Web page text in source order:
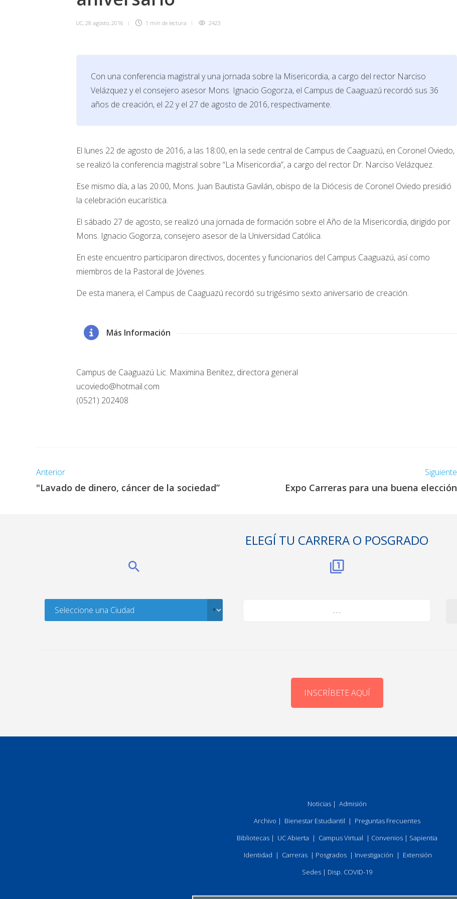
UC, 28 agosto, 2016 1 min de lectura 2423
Con una conferencia magistral y una jornada sobre la Misericordia, a cargo del rector Narciso
Velázquez y el consejero asesor Mons. Ignacio Gogorza, el Campus de Caaguazú recordó sus 36
años de creación, el 22 y el 27 de agosto de 2016, respectivamente.
El lunes 22 de agosto de 2016, a las 18:00, en la sede central de Campus de Caaguazú, en Coronel Oviedo,
se realizó la conferencia magistral sobre “La Misericordia”, a cargo del rector Dr. Narciso Velázquez.
Ese mismo día, a las 20:00, Mons. Juan Bautista Gavilán, obispo de la Diócesis de Coronel Oviedo presidió
la celebración eucarística.
El sábado 27 de agosto, se realizó una jornada de formación sobre el Año de la Misericordia, dirigido por
Mons. Ignacio Gogorza, consejero asesor de la Universidad Católica.
En este encuentro participaron directivos, docentes y funcionarios del Campus Caaguazú, así como
miembros de la Pastoral de Jóvenes.
De esta manera, el Campus de Caaguazú recordó su trigésimo sexto aniversario de creación.
Más Información
Campus de Caaguazú Lic. Maximina Benítez, directora general
ucoviedo@hotmail.com
(0521) 202408
Anterior
"Lavado de dinero, cáncer de la sociedad”
Siguiente
Expo Carreras para una buena elección
ELEGÍ TU CARRERA O POSGRADO
. . .
INSCRÍBETE AQUÍ
Noticias| Admisión
Archivo | Bienestar Estudiantil | Preguntas Frecuentes
Bibliotecas| UC Abierta | Campus Virtual | Convenios| Sapientia
Identidad | Carreras| Posgrados| Investigación | Extensión
Sedes| Disp. COVID-19